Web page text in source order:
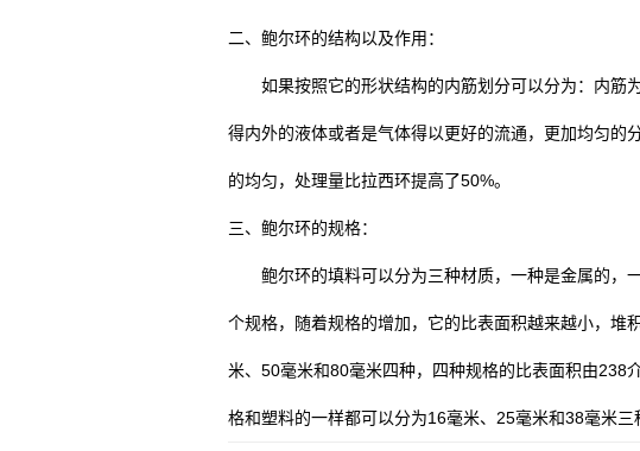
二、鲍尔环的结构以及作用：
如果按照它的形状结构的内筋划分可以分为：内筋
得内外的液体或者是气体得以更好的流通，更加均匀的
的均匀，处理量比拉西环提高了50%。
三、鲍尔环的规格：
鲍尔环的填料可以分为三种材质，一种是金属的，
个规格，随着规格的增加，它的比表面积越来越小，堆
米、50毫米和80毫米四种，四种规格的比表面积由238
格和塑料的一样都可以分为16毫米、25毫米和38毫米